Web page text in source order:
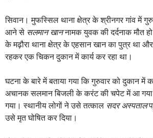
सिवान। मुफस्सिल थाना क्षेत्र के श्रीनगर गांव में
आने से सलमान खाननामक युवक की दर्दनाक मौत
के मढ़ौरा थाना क्षेत्र के एहसान खान का पुत्र था
रहकर एक चिकन दुकान में कार्य कर रहा था।
घटना के बारे में बताया गया कि गुरुवार को दुकान में
अचानक सलमान बिजली के करंट की चपेट में आ
गया। स्थानीय लोगों ने उसे तत्काल सदर अस्पताल
उसे मृत घोषित कर दिया।